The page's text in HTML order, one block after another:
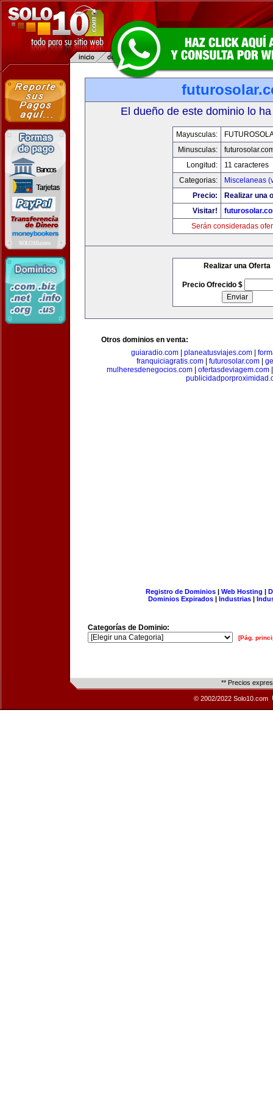
El dueño de este dominio lo
Mayusculas:
Minusculas:
Longitud:
11 caracteres
Categorias:
Miscelaneas
Precio:
Realizar una
Visitar!
Serán consideradas
Realizar una Oferta
Precio Ofrecido $
Otros dominios en venta:
guiaradio.com
planeatusviajes.com
franquiciagratis.com
futurosolar.com
mulheresdenegocios.com
ofertasdeviagem.com
Registro de Dominios| Web Hosting |
Dominios Expirados | Industrias |
Categorías de Dominio:
[Pág.
** Precios
© 2002/2022 Solo10.com